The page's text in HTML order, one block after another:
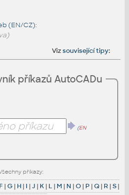
(EN/CZ):
Vizsouvisející tipy:
příkazů AutoCADu
(EN
příkazy:
F |G| H| I |J | K| L | M | N |O| P |Q| R |S|